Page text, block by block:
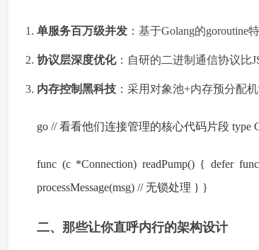
单服务百万级并发 ：基于Golang的
协议层深度优化：自研的二进制通信协议比
内存控制黑科技 ：采用对象池+内存预分配
go // 看看他们连接管理的核心代码片段 type
func (c *Connection) readPump() { defer
processMessage(msg) // 无锁处理 } }
二、那些让你直呼内行的架构设计